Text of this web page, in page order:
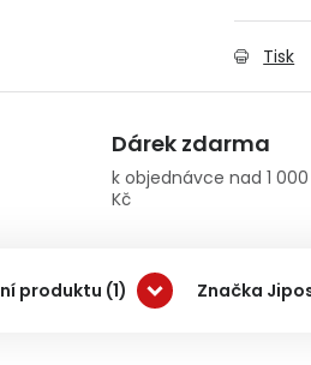
Tisk
Dárek zdarma
k objednávce nad 1 000
Kč
produktu (1) Značka